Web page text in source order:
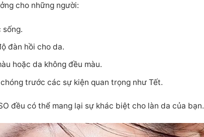
cho những người:
sống.
đàn hồi cho da.
hoặc da không đều màu.
trước các sự kiện quan trọng như Tết.
đều có thể mang lại sự khác biệt cho làn da của bạn.